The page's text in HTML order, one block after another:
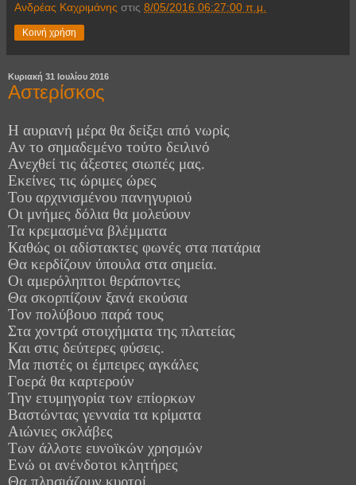
Ανδρέας Καχριμάνης στις 8/05/2016 06:27:00 π.μ.
Κοινή χρήση
Κυριακή 31 Ιουλίου 2016
Αστερίσκος
Η αυριανή μέρα θα δείξει από νωρίς
Αν το σημαδεμένο τούτο δειλινό
Ανεχθεί τις άξεστες σιωπές μας.
Εκείνες τις ώριμες ώρες
Του αρχινισμένου πανηγυριού
Οι μνήμες δόλια θα μολεύουν
Τα κρεμασμένα βλέμματα
Καθώς οι αδίστακτες φωνές στα πατάρια
Θα κερδίζουν ύπουλα στα σημεία.
Οι αμερόληπτοι θεράποντες
Θα σκορπίζουν ξανά εκούσια
Τον πολύβουο παρά τους
Στα χοντρά στοιχήματα της πλατείας
Και στις δεύτερες φύσεις.
Μα πιστές οι έμπειρες αγκάλες
Γοερά θα καρτερούν
Την ετυμηγορία των επίορκων
Βαστώντας γενναία τα κρίματα
Αιώνιες σκλάβες
Των άλλοτε ευνοϊκών χρησμών
Ενώ οι ανένδοτοι κλητήρες
Θα πλησιάζουν κυρτοί,